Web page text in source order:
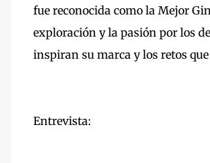
fue reconocida como la Mejor
exploración y la pasión por los
inspiran su marca y los retos
Entrevista: